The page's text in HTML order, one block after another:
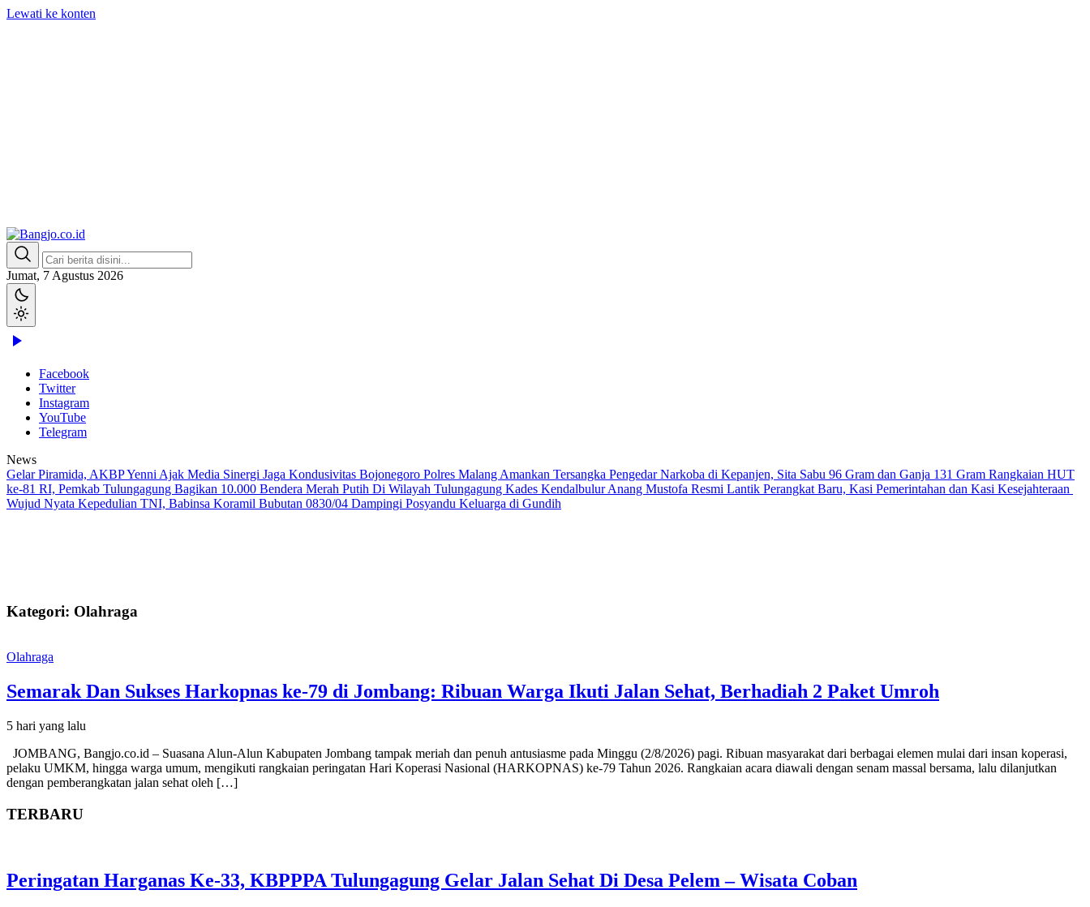
Lewati ke konten
Bangjo.co.id
Berani, Tegas, Terpercaya
Jumat, 7 Agustus 2026
Facebook
Twitter
Instagram
YouTube
Telegram
News
Gelar Piramida, AKBP Yenni Ajak Media Sinergi Jaga Kondusivitas Bojonegoro Polres Malang Amankan Tersangka Pengedar Narkoba di Kepanjen, Sita Sabu 96 Gram dan Ganja 131 Gram Rangkaian HUT
ke-81 RI, Pemkab Tulungagung Bagikan 10.000 Bendera Merah Putih Di Wilayah Tulungagung Kades Kendalbulur Anang Mustofa Resmi Lantik Perangkat Baru, Kasi Pemerintahan dan Kasi Kesejahteraan
Wujud Nyata Kepedulian TNI, Babinsa Koramil Bubutan 0830/04 Dampingi Posyandu Keluarga di Gundih
Kategori: Olahraga
Olahraga
Semarak Dan Sukses Harkopnas ke-79 di Jombang: Ribuan Warga Ikuti Jalan Sehat, Berhadiah 2 Paket Umroh
5 hari yang lalu
JOMBANG, Bangjo.co.id – Suasana Alun-Alun Kabupaten Jombang tampak meriah dan penuh antusiasme pada Minggu (2/8/2026) pagi. Ribuan masyarakat dari berbagai elemen mulai dari insan koperasi,
pelaku UMKM, hingga warga umum, mengikuti rangkaian peringatan Hari Koperasi Nasional (HARKOPNAS) ke-79 Tahun 2026. Rangkaian acara diawali dengan senam massal bersama, lalu dilanjutkan
dengan pemberangkatan jalan sehat oleh […]
TERBARU
Peringatan Harganas Ke-33, KBPPPA Tulungagung Gelar Jalan Sehat Di Desa Pelem – Wisata Coban